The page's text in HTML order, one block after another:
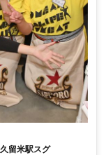
留米駅スグ